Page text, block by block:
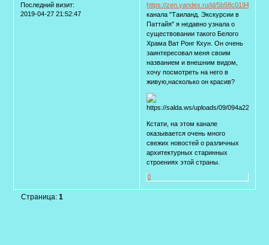
Последний визит:
2019-04-27 21:52:47
https://zen.yandex.ru/id/
канала "Таиланд. Экскурсии в
Паттайя" я недавно узнала о
существовании такого Белого
Храма Ват Ронг Кхун. Он очень
заинтересовал меня своим
названием и внешним видом,
хочу посмотреть на него в
живую,насколько он красив?
Кстати, на этом канале
оказывается очень много
свежих новостей о различных
архитектурных старинных
строениях этой страны.
0
Страница: 1